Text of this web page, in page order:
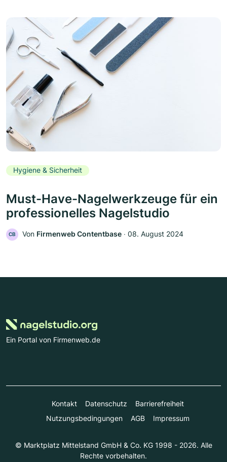
Hygiene & Sicherheit
Must-Have-Nagelwerkzeuge für ein
professionelles Nagelstudio
CB Von Firmenweb Contentbase ‧ 08. August 2024
Ein Portal von Firmenweb.de
Kontakt Datenschutz
Barrierefreiheit
Nutzungsbedingungen
AGB Impressum
© Marktplatz Mittelstand GmbH & Co. KG 1998 - 2026. Alle
Rechte vorbehalten.